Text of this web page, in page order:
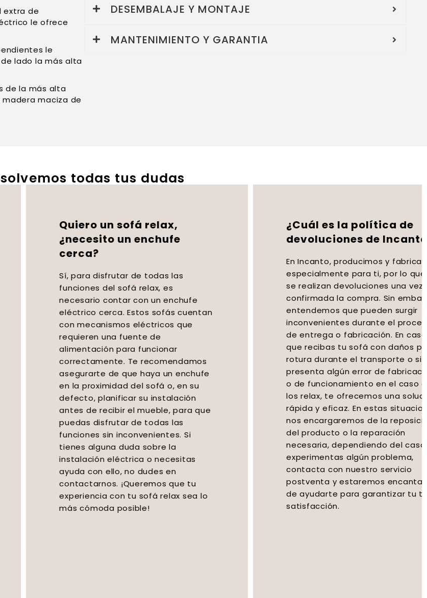
extra de
le ofrece
le
lado la más alta
de la más alta
maciza de
DESEMBALAJE Y MONTAJE
MANTENIMIENTO Y GARANTIA
todas tus dudas
Quiero un sofá relax,
¿necesito un enchufe
Sí, para disfrutar de todas las
funciones del sofá relax, es
necesario contar con un enchufe
eléctrico cerca. Estos sofás cuentan
con mecanismos eléctricos que
requieren una fuente de
alimentación para funcionar
correctamente. Te recomendamos
asegurarte de que haya un enchufe
en la proximidad del sofá o, en su
defecto, planificar su instalación
antes de recibir el mueble, para que
puedas disfrutar de todas las
funciones sin inconvenientes. Si
tienes alguna duda sobre la
instalación eléctrica o necesitas
ayuda con ello, no dudes en
contactarnos. ¡Queremos que tu
experiencia con tu sofá relax sea lo
más cómoda posible!
¿Cuál es la política de
devoluciones de Incanto?
En Incanto, producimos y fabricamos
especialmente para ti, por lo que no
se realizan devoluciones una vez
confirmada la compra. Sin embargo,
entendemos que pueden surgir
inconvenientes durante el proceso
de entrega o fabricación. En caso de
que recibas tu sofá con daños por
rotura durante el transporte o si se
presenta algún error de fabricación
o de funcionamiento en el caso de
los relax, te ofrecemos una solución
rápida y eficaz. En estas situaciones,
nos encargaremos de la reposición
del producto o la reparación
necesaria, dependiendo del caso. Si
experimentas algún problema,
contacta con nuestro servicio
postventa y estaremos encantados
de ayudarte para garantizar tu total
satisfacción.